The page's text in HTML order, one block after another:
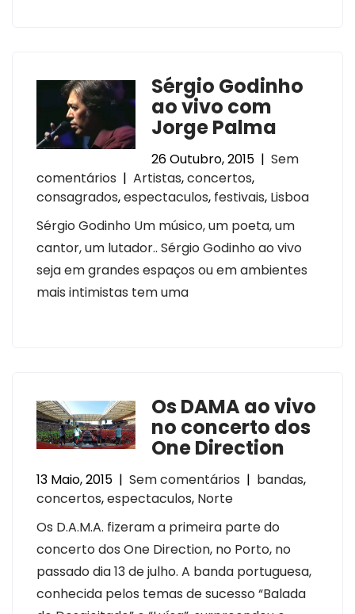
Sérgio Godinho
ao vivo com
Jorge Palma
26 Outubro, 2015 | Sem
comentários | Artistas,concertos,
consagrados,espectaculos, festivais, Lisboa
Sérgio Godinho Um músico, um poeta, um
cantor, um lutador.. Sérgio Godinho ao vivo
seja em grandes espaços ou em ambientes
mais intimistas tem uma
Os DAMA ao vivo
no concerto dos
One Direction
13 Maio, 2015 | Sem comentários | bandas,
concertos,espectaculos, Norte
Os D.A.M.A. fizeram a primeira parte do
concerto dos One Direction, no Porto, no
passado dia 13 de julho. A banda portuguesa,
conhecida pelos temas de sucesso “Balada